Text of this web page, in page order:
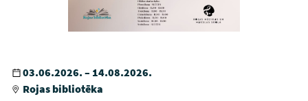
03.06.2026. – 14.08.2026.
Rojas bibliotēka